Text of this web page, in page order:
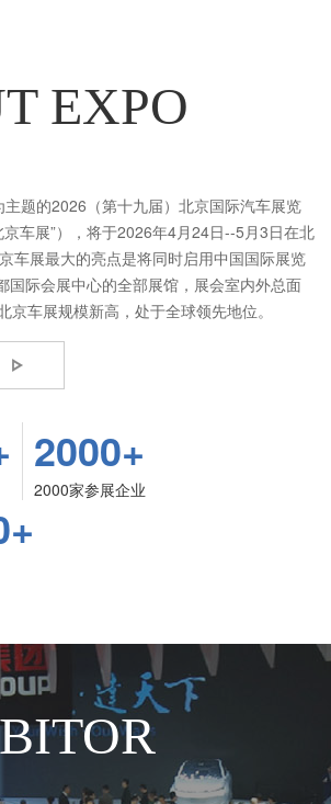
EXPO
主题的2026（第十九届）北京国际汽车展览
车展”），将于2026年4月24日--5月3日在北
车展最大的亮点是将同时启用中国国际展览
国际会展中心的全部展馆，展会室内外总面
京车展规模新高，处于全球领先地位。
2000+
2000家参展企业